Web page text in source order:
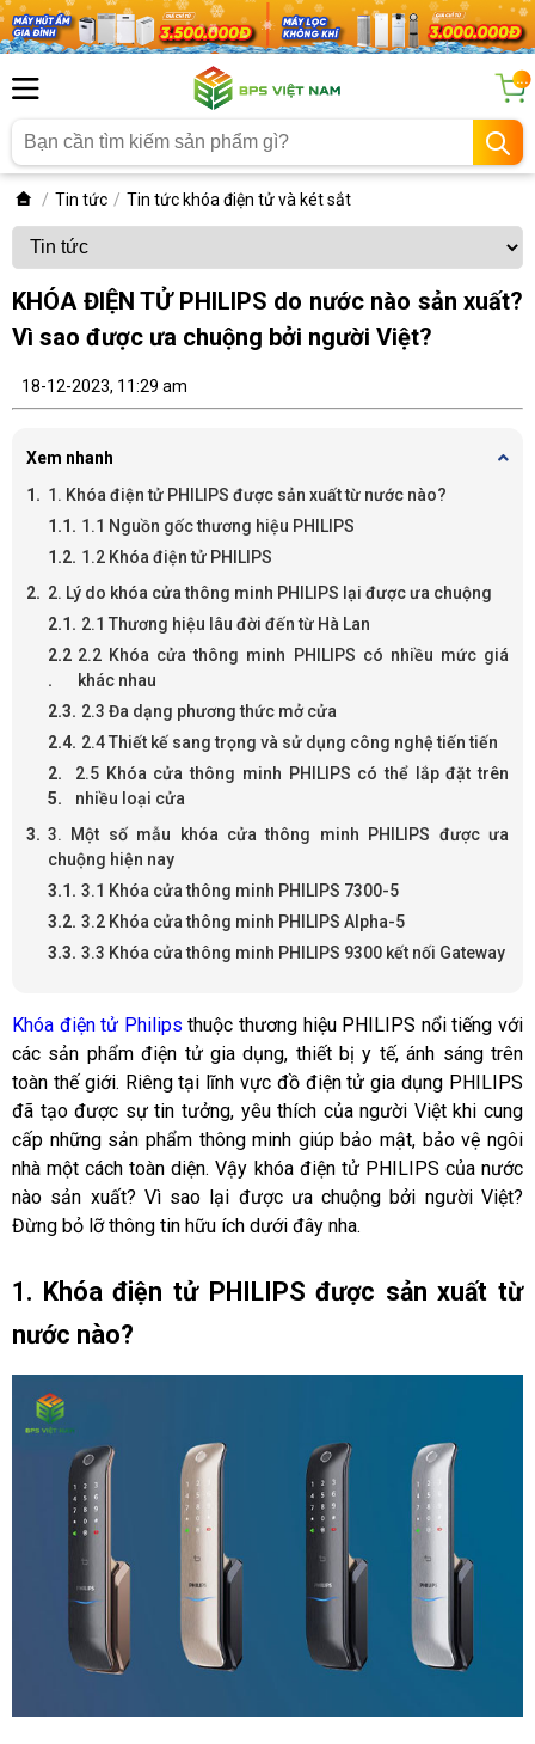
...
Tin tức Tin tức khóa điện tử và két sắt
KHÓA ĐIỆN TỬ PHILIPS do nước nào sản xuất?
Vì sao được ưa chuộng bởi người Việt?
18-12-2023, 11:29 am
Xem nhanh
1. Khóa điện tử PHILIPS được sản xuất từ nước nào?
1.1 Nguồn gốc thương hiệu PHILIPS
1.2 Khóa điện tử PHILIPS
2. Lý do khóa cửa thông minh PHILIPS lại được ưa chuộng
2.1 Thương hiệu lâu đời đến từ Hà Lan
2.2 Khóa cửa thông minh PHILIPS có nhiều mức giá
khác nhau
2.3 Đa dạng phương thức mở cửa
2.4 Thiết kế sang trọng và sử dụng công nghệ tiến tiến
2.5 Khóa cửa thông minh PHILIPS có thể lắp đặt trên
nhiều loại cửa
3. Một số mẫu khóa cửa thông minh PHILIPS được ưa
chuộng hiện nay
3.1 Khóa cửa thông minh PHILIPS 7300-5
3.2 Khóa cửa thông minh PHILIPS Alpha-5
3.3 Khóa cửa thông minh PHILIPS 9300 kết nối Gateway
Khóa điện tử Philips thuộc thương hiệu PHILIPS nổi tiếng với
các sản phẩm điện tử gia dụng, thiết bị y tế, ánh sáng trên
toàn thế giới. Riêng tại lĩnh vực đồ điện tử gia dụng PHILIPS
đã tạo được sự tin tưởng, yêu thích của người Việt khi cung
cấp những sản phẩm thông minh giúp bảo mật, bảo vệ ngôi
nhà một cách toàn diện. Vậy khóa điện tử PHILIPS của nước
nào sản xuất? Vì sao lại được ưa chuộng bởi người Việt?
Đừng bỏ lỡ thông tin hữu ích dưới đây nha.
1. Khóa điện tử PHILIPS được sản xuất từ
nước nào?